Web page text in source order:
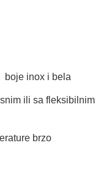
boje inox i bela
ili sa fleksibilnim
brzo